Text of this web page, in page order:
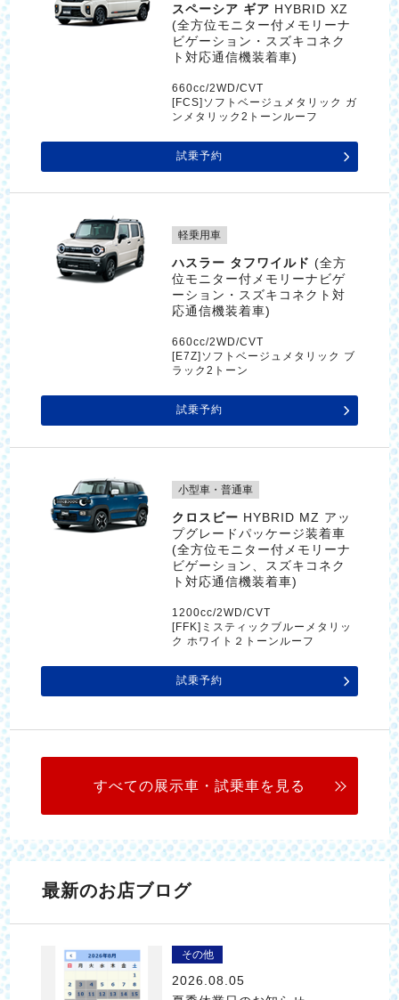
スペーシア ギア HYBRID XZ
(全方位モニター付メモリーナ
ビゲーション・スズキコネク
ト対応通信機装着車)
660cc/2WD/CVT
[FCS]ソフトベージュメタリック ガ
ンメタリック2トーンルーフ
試乗予約
軽乗用車
ハスラー タフワイルド (全方
位モニター付メモリーナビゲ
ーション・スズキコネクト対
応通信機装着車)
660cc/2WD/CVT
[E7Z]ソフトベージュメタリック ブ
ラック2トーン
試乗予約
小型車・普通車
クロスビー HYBRID MZ アッ
プグレードパッケージ装着車
(全方位モニター付メモリーナ
ビゲーション、スズキコネク
ト対応通信機装着車)
1200cc/2WD/CVT
[FFK]ミスティックブルーメタリッ
ク ホワイト２トーンルーフ
試乗予約
すべての展示車・試乗車を見る
最新のお店ブログ
その他
2026.08.05